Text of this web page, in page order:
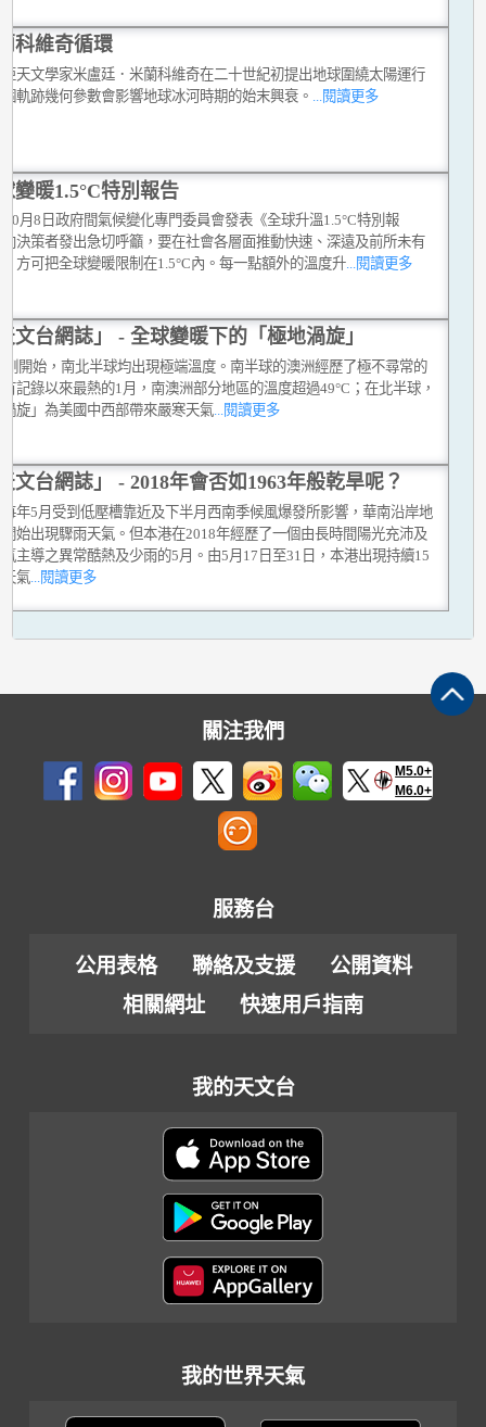
科維奇循環
天文學家米盧廷．米蘭科維奇在二十世紀初提出地球圍繞太陽運行
軌跡幾何參數會影響地球冰河時期的始末興衰。 ...閱讀更多
變暖1.5°C特別報告
10月8日政府間氣候變化專門委員會發表《全球升溫1.5°C特別報
決策者發出急切呼籲，要在社會各層面推動快速、深遠及前所未有
方可把全球變暖限制在1.5°C內。每一點額外的溫度升...閱讀更多
文台網誌」 - 全球變暖下的「極地渦旋」
剛開始，南北半球均出現極端溫度。南半球的澳洲經歷了極不尋常的
記錄以來最熱的1月，南澳洲部分地區的溫度超過49°C；在北半球，
旋」為美國中西部帶來嚴寒天氣 ...閱讀更多
文台網誌」 - 2018年會否如1963年般乾旱呢？
年5月受到低壓槽靠近及下半月西南季候風爆發所影響，華南沿岸地
始出現驟雨天氣。但本港在2018年經歷了一個由長時間陽光充沛及
主導之異常酷熱及少雨的5月。由5月17日至31日，本港出現持續15
氣...閱讀更多
關注我們
M5.0+
M6.0+
服務台
公用表格 聯絡及支援
公開資料
相關網址
快速用戶指南
我的天文台
我的世界天氣